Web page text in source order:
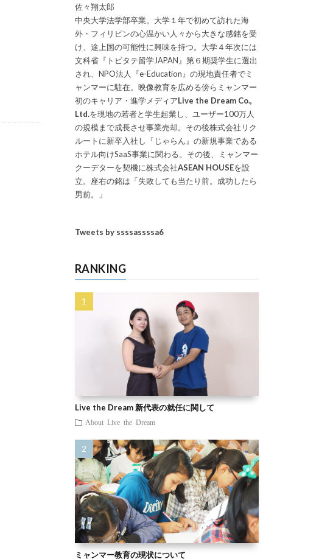
佐々翔太郎
中央大学法学部卒業。大学１年で初めて訪れた海
外・フィリピンの心温かい人々から大きな感銘を受
け、途上国の可能性に興味を持つ。大学４年次には
文科省『トビタテ留学JAPAN』第６期奨学生に選出
され、NPO法人『e-Education』の現地責任者でミ
ャンマーに駐在。映像教育を広める傍らミャンマー
初のキャリア・進学メディアLive the Dream Co.,
Ltd.を現地の若者と学生起業し、ユーザー100万人
の規模まで成長させ事業売却。その後株式会社リク
ルートに新卒入社し『じゃらん』の新規事業である
ホテル向けSaaS事業に関わる。その後、ミャンマー
クーデターを契機に株式会社ASEAN HOUSEを設
立。座右の銘は「失敗しても当たり前。成功したら
男前。」
Tweets by ssssassssa6
RANKING
Live the Dream 新代表の就任に関して
About Live the Dream
ミャンマー教育の現状について